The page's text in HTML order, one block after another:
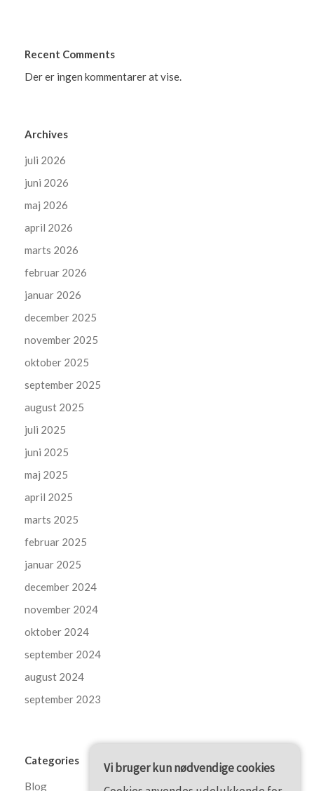
Recent Comments
Der er ingen kommentarer at vise.
Archives
juli 2026
juni 2026
maj 2026
april 2026
marts 2026
februar 2026
januar 2026
december 2025
november 2025
oktober 2025
september 2025
august 2025
juli 2025
juni 2025
maj 2025
april 2025
marts 2025
februar 2025
januar 2025
december 2024
november 2024
oktober 2024
september 2024
august 2024
september 2023
Categories
Blog
Vi bruger kun nødvendige cookies